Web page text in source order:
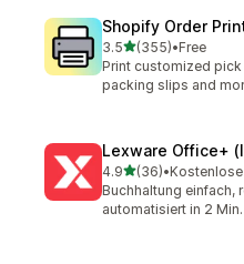
Shopify Order
3.5เต็ม 5 ดาว
(355)
ทั้งหมด 355 รีวิว
•Free
Print customized
packing slips and
Lexware Office+
4.9เต็ม 5 ดาว
(36)
ทั้งหมด 36 รีวิว
•
Buchhaltung einfach,
automatisiert in 2 Min.